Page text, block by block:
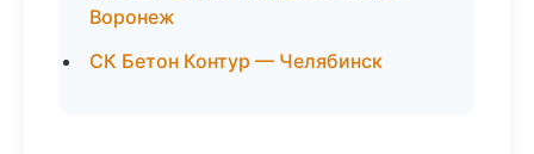
Воронеж
СК Бетон Контур — Челябинск